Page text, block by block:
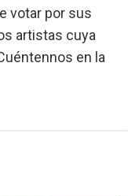
votar por sus
artistas cuya
en la